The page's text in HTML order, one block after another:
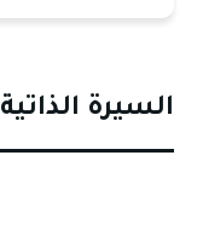
السيرة الذاتية